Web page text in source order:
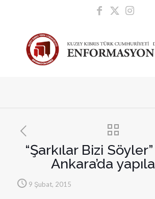
“Şarkılar Bizi
Ankara’da
9 Şubat, 2015